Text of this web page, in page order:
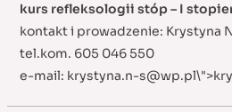
kurs refleksologii stóp – I
kontakt i prowadzenie: Krystyna
tel.kom. 605 046 550
e-mail: krystyna.n-s@wp.pl\">